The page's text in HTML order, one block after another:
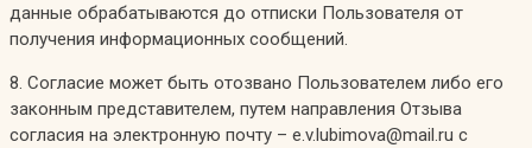
данные обрабатываются до отписки Пользователя от
получения информационных сообщений.
8. Согласие может быть отозвано Пользователем либо его
законным представителем, путем направления Отзыва
согласия на электронную почту – e.v.lubimova@mail.ru с